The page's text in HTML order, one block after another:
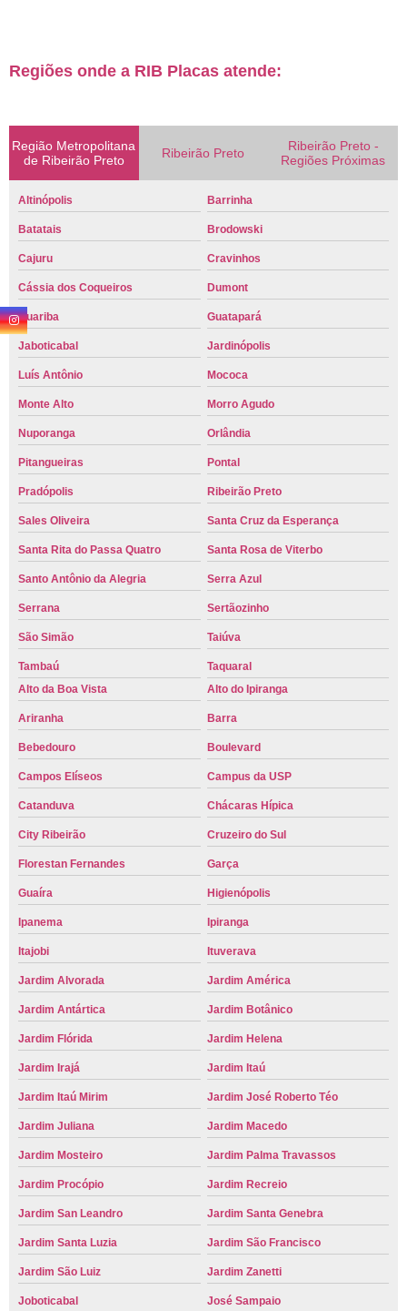
Regiões onde a RIB Placas atende:
Região Metropolitana
de Ribeirão Preto
Ribeirão Preto
Ribeirão Preto -
Regiões Próximas
Altinópolis Barrinha
Batatais Brodowski
Cajuru Cravinhos
Cássia dos Coqueiros Dumont
Guariba Guatapará
Jaboticabal Jardinópolis
Luís Antônio Mococa
Monte Alto Morro Agudo
Nuporanga Orlândia
Pitangueiras Pontal
Pradópolis Ribeirão Preto
Sales Oliveira Santa Cruz da Esperança
Santa Rita do Passa Quatro Santa Rosa de Viterbo
Santo Antônio da Alegria Serra Azul
Serrana Sertãozinho
São Simão Taiúva
Tambaú
Taquaral
Alto da Boa Vista
Alto do Ipiranga
Ariranha Barra
Bebedouro Boulevard
Campos Elíseos Campus da USP
Catanduva Chácaras Hípica
City Ribeirão Cruzeiro do Sul
Florestan Fernandes Garça
Guaíra Higienópolis
Ipanema Ipiranga
Itajobi Ituverava
Jardim Alvorada Jardim América
Jardim Antártica Jardim Botânico
Jardim Flórida Jardim Helena
Jardim Irajá Jardim Itaú
Jardim Itaú Mirim Jardim José Roberto Téo
Jardim Juliana Jardim Macedo
Jardim Mosteiro Jardim Palma Travassos
Jardim Procópio Jardim Recreio
Jardim San Leandro Jardim Santa Genebra
Jardim Santa Luzia Jardim São Francisco
Jardim São Luiz Jardim Zanetti
Joboticabal José Sampaio